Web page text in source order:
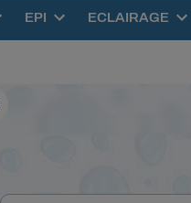
EPI ECLAIRAGE